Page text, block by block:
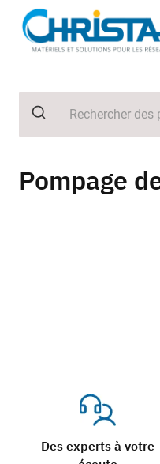
Pompage
Des experts à votre